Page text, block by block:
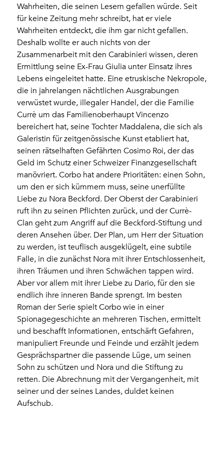
Wahrheiten, die seinen Lesern gefallen würde. Seit
für keine Zeitung mehr schreibt, hat er viele
Wahrheiten entdeckt, die ihm gar nicht gefallen.
Deshalb wollte er auch nichts von der
Zusammenarbeit mit den Carabinieri wissen, deren
Ermittlung seine Ex-Frau Giulia unter Einsatz ihres
Lebens eingeleitet hatte. Eine etruskische Nekropole,
die in jahrelangen nächtlichen Ausgrabungen
verwüstet wurde, illegaler Handel, der die Familie
Currè um das Familienoberhaupt Vincenzo
bereichert hat, seine Tochter Maddalena, die sich als
Galeristin für zeitgenössische Kunst etabliert hat,
seinen rätselhaften Gefährten Cosimo Roi, der das
Geld im Schutz einer Schweizer Finanzgesellschaft
manövriert. Corbo hat andere Prioritäten: einen Sohn,
um den er sich kümmern muss, seine unerfüllte
Liebe zu Nora Beckford. Der Oberst der Carabinieri
ruft ihn zu seinen Pflichten zurück, und der Currè-
Clan geht zum Angriff auf die Beckford-Stiftung und
deren Ansehen über. Der Plan, um Herr der Situation
zu werden, ist teuflisch ausgeklügelt, eine subtile
Falle, in die zunächst Nora mit ihrer Entschlossenheit,
ihren Träumen und ihren Schwächen tappen wird.
Aber vor allem mit ihrer Liebe zu Dario, für den sie
endlich ihre inneren Bande sprengt. Im besten
Roman der Serie spielt Corbo wie in einer
Spionagegeschichte an mehreren Tischen, ermittelt
und beschafft Informationen, entschärft Gefahren,
manipuliert Freunde und Feinde und erzählt jedem
Gesprächspartner die passende Lüge, um seinen
Sohn zu schützen und Nora und die Stiftung zu
retten. Die Abrechnung mit der Vergangenheit, mit
seiner und der seines Landes, duldet keinen
Aufschub.